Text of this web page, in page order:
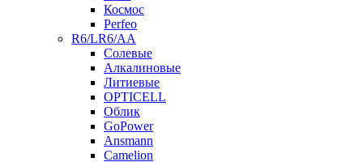
Космос
Perfeo
R6/LR6/AA
Солевые
Алкалиновые
Литиевые
OPTICELL
Облик
GoPower
Ansmann
Camelion